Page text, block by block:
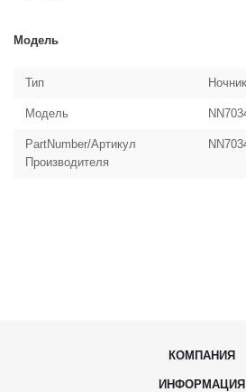
Модель
Тип Ночник
Модель
PartNumber/Артикул
Производителя
КОМПАНИЯ
ИНФОРМАЦИЯ